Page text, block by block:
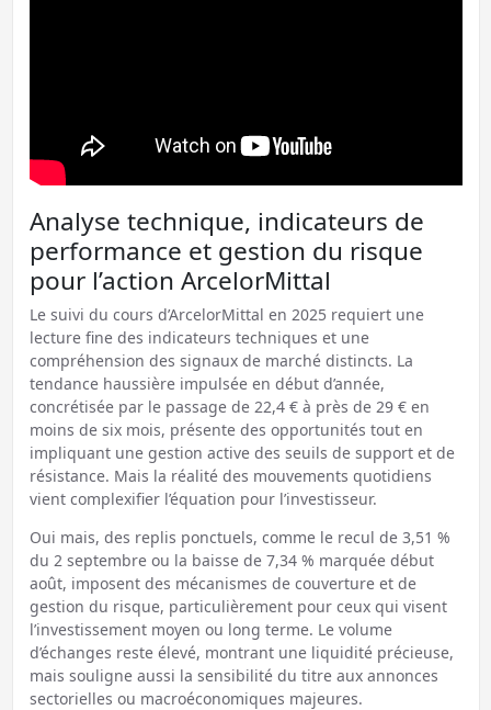
Analyse technique, indicateurs de
performance et gestion du risque
pour l’action ArcelorMittal
Le suivi du cours d’ArcelorMittal en 2025 requiert une
lecture fine des indicateurs techniques et une
compréhension des signaux de marché distincts. La
tendance haussière impulsée en début d’année,
concrétisée par le passage de 22,4 € à près de 29 € en
moins de six mois, présente des opportunités tout en
impliquant une gestion active des seuils de support et de
résistance. Mais la réalité des mouvements quotidiens
vient complexifier l’équation pour l’investisseur.
Oui mais, des replis ponctuels, comme le recul de 3,51 %
du 2 septembre ou la baisse de 7,34 % marquée début
août, imposent des mécanismes de couverture et de
gestion du risque, particulièrement pour ceux qui visent
l’investissement moyen ou long terme. Le volume
d’échanges reste élevé, montrant une liquidité précieuse,
mais souligne aussi la sensibilité du titre aux annonces
sectorielles ou macroéconomiques majeures.